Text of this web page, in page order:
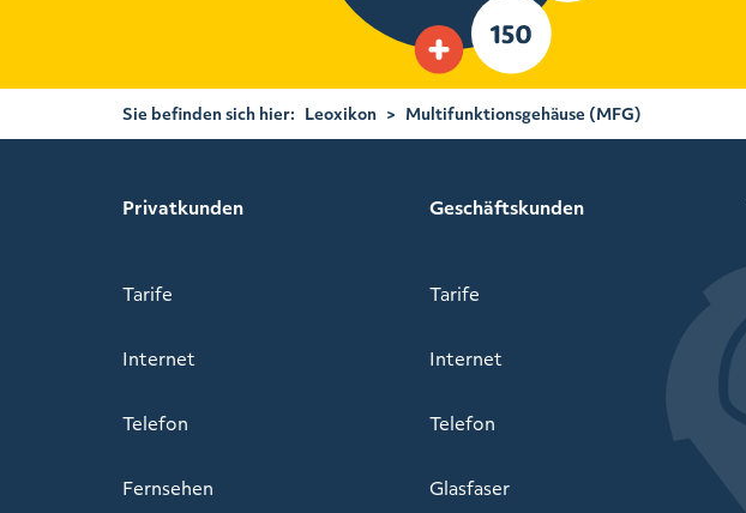
Sie befinden sich hier: Leoxikon > Multifunktionsgehäuse (MFG)
Privatkunden
Tarife
Internet
Telefon
Fernsehen
Geschäftskunden
Tarife
Internet
Telefon
Glasfaser